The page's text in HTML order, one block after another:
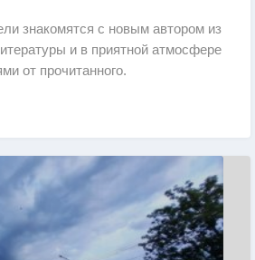
знакомятся с новым автором из
и в приятной атмосфере
от прочитанного.